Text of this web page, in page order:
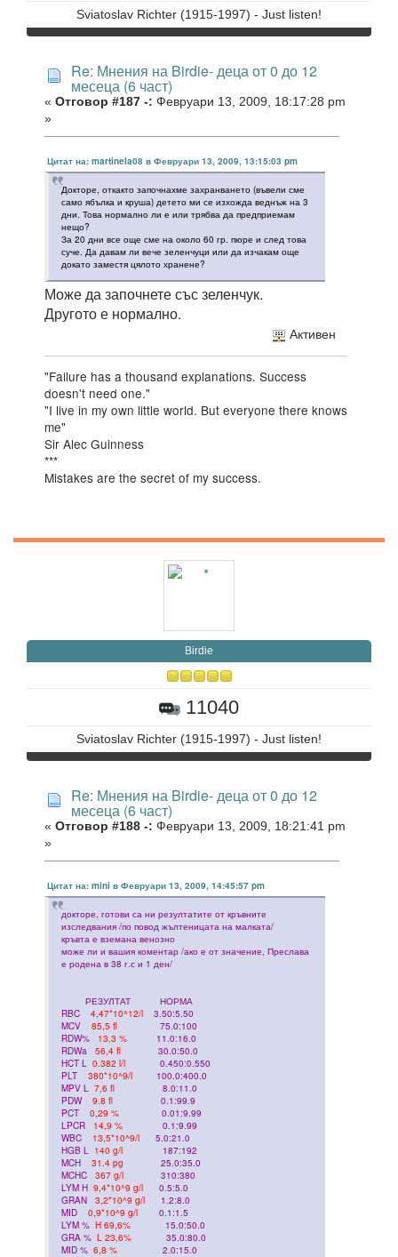
Sviatoslav Richter (1915-1997) - Just listen!
Re: Мнения на Birdie- деца от 0 до 12
месеца (6 част)
« Отговор #187 -: Февруари 13, 2009, 18:17:28 pm
»
Цитат на: martinela08 в Февруари 13, 2009, 13:15:03 pm
Докторе, откакто започнахме захранването (въвели сме
само ябълка и круша) детето ми се изхожда веднъж на 3
дни. Това нормално ли е или трябва да предприемам
нещо?
За 20 дни все още сме на около 60 гр. пюре и след това
суче. Да давам ли вече зеленчуци или да изчакам още
докато заместя цялото хранене?
Може да започнете със зеленчук.
Другото е нормално.
Активен
"Failure has a thousand explanations. Success
doesn't need one."
"I live in my own little world. But everyone there knows
me"
Sir Alec Guinness
***
Mistakes are the secret of my success.
Birdie
11040
Sviatoslav Richter (1915-1997) - Just listen!
Re: Мнения на Birdie- деца от 0 до 12
месеца (6 част)
« Отговор #188 -: Февруари 13, 2009, 18:21:41 pm
»
Цитат на: mini в Февруари 13, 2009, 14:45:57 pm
докторе, готови са ни резултатите от кръвните
изследвания /по повод жълтеницата на малката/
кръвта е вземана венозно
може ли и вашия коментар /ако е от значение, Преслава
е родена в 38 г.с и 1 ден/
РЕЗУЛТАТ НОРМА
RBC 4,47*10^12/l
3.50:5.50
MCV 85,5 fl 75.0:100
RDW% 13,3 % 11.0:16.0
RDWa 56,4 fl
30.0:50.0
HCT L 0.382 l/l
0.450:0.550
PLT 380*10^9/l
100.0:400.0
MPV L 7,6 fl 8.0:11.0
PDW 9.8 fl 0.1:99.9
PCT 0,29 %
0.01:9.99
LPCR 14,9 % 0.1:9.99
WBC 13,5*10^9/l
5.0:21.0
HGB L 140 g/l 187:192
MCH 31.4 pg 25.0:35.0
MCHC 367 g/l 310:380
LYM H 9,4*10^9 g/l 0.5:5.0
GRAN 3,2*10^9 g/l 1.2:8.0
MID 0,9*10^9 g/l 0.1:1.5
LYM % H 69,6% 15.0:50.0
GRA % L 23,6% 35.0:80.0
MID % 6,8 %
2.0:15.0